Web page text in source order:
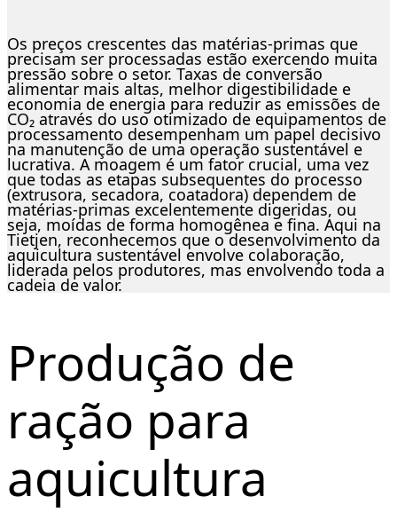
Os preços crescentes das matérias-primas que
precisam ser processadas estão exercendo muita
pressão sobre o setor. Taxas de conversão
alimentar mais altas, melhor digestibilidade e
economia de energia para reduzir as emissões de
CO₂ através do uso otimizado de equipamentos de
processamento desempenham um papel decisivo
na manutenção de uma operação sustentável e
lucrativa. A moagem é um fator crucial, uma vez
que todas as etapas subsequentes do processo
(extrusora, secadora, coatadora) dependem de
matérias-primas excelentemente digeridas, ou
seja, moídas de forma homogênea e fina. Aqui na
Tietjen, reconhecemos que o desenvolvimento da
aquicultura sustentável envolve colaboração,
liderada pelos produtores, mas envolvendo toda a
cadeia de valor.
Produção de
ração para
aquicultura